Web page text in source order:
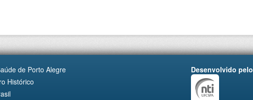
de Porto Alegre
Histórico
Desenvolvido pelo